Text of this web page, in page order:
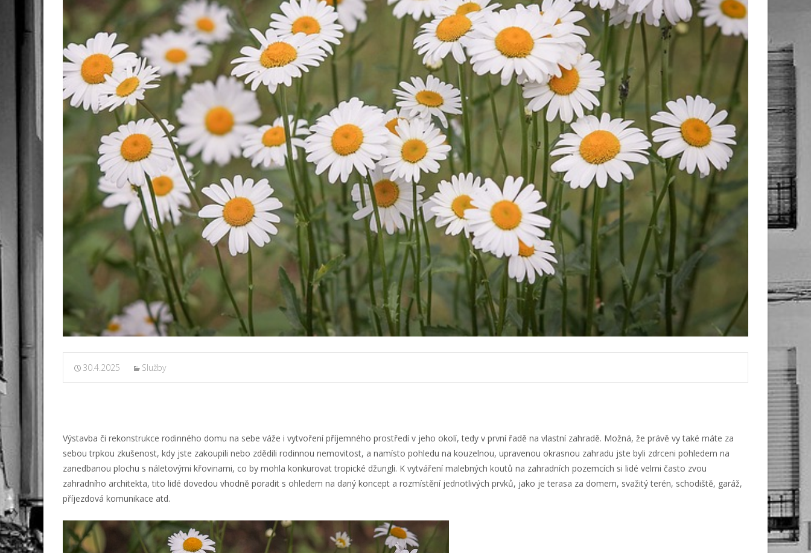
30.4.2025 Služby
Výstavba či rekonstrukce rodinného domu na sebe váže i vytvoření příjemného prostředí v jeho okolí, tedy v první řadě na vlastní zahradě. Možná, že právě vy také máte za
sebou trpkou zkušenost, kdy jste zakoupili nebo zdědili rodinnou nemovitost, a namísto pohledu na kouzelnou, upravenou okrasnou zahradu jste byli zdrceni pohledem na
zanedbanou plochu s náletovými křovinami, co by mohla konkurovat tropické džungli. K vytváření malebných koutů na zahradních pozemcích si lidé velmi často zvou
zahradního architekta, tito lidé dovedou vhodně poradit s ohledem na daný koncept a rozmístění jednotlivých prvků, jako je terasa za domem, svažitý terén, schodiště, garáž,
příjezdová komunikace atd.